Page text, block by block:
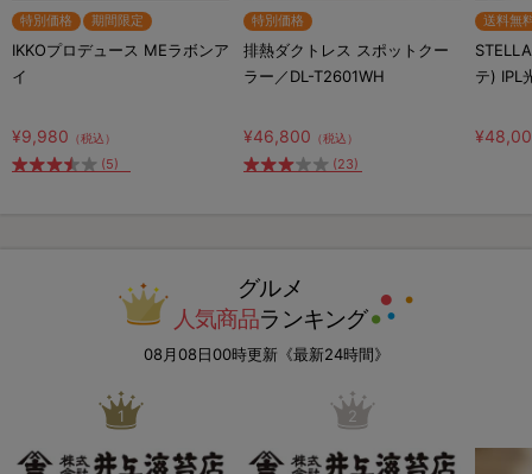
特別価格 期間限定
IKKOプロデュース MEラボンア
イ
¥9,980 （税込）
(5)
特別価格
排熱ダクトレス スポットクー
ラー／DL-T2601WH
¥46,800 （税込）
(23)
送料無
テ) IPL
グルメ
人気商品ランキング
08月08日00時更新《最新24時間》
1 2